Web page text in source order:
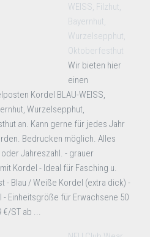
WEISS, Filzhut,
Bayernhut,
Wurzelsepphut,
Oktoberfesthut
Wir bieten hier
einen
Kordel BLAU-WEISS,
Wurzelsepphut,
an. Kann gerne für jedes Jahr
Bedrucken möglich. Alles
Jahreszahl. - grauer
Kordel - Ideal für Fasching u.
- Blau / Weiße Kordel (extra dick) -
- Einheitsgröße für Erwachsene 50
€/ST ab ...